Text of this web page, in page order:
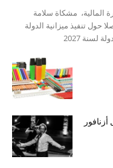
المالية، مشكاة سلامة
تنفيذ ميزانية الدولة